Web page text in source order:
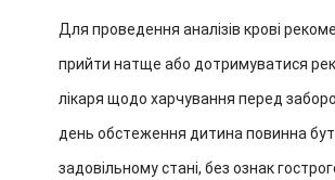
Для проведення аналізів крові
прийти натще або дотримуватися
лікаря щодо харчування перед
день обстеження дитина повинна
задовільному стані, без ознак